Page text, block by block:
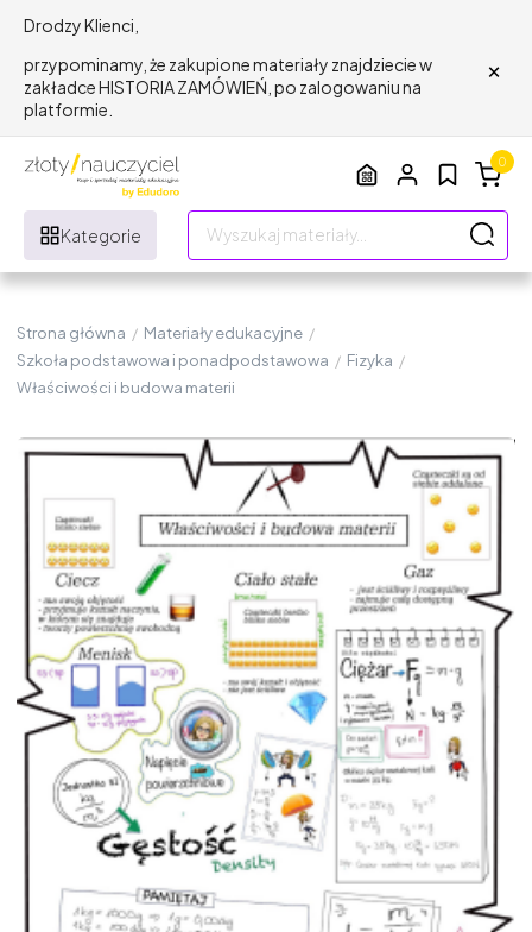
Drodzy Klienci,
przypominamy, że zakupione materiały znajdziecie w
zakładce HISTORIA ZAMÓWIEŃ, po zalogowaniu na
platformie.
×
Kategorie
0
Strona główna / Materiały edukacyjne /
Szkoła podstawowa i ponadpodstawowa / Fizyka /
Właściwości i budowa materii